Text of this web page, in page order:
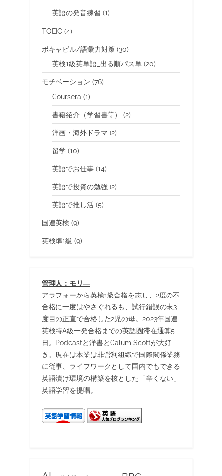
英語の発音練習 (1)
TOEIC (4)
ボキャビル/語彙力対策 (30)
英検1級英単語_出る順パス単 (20)
モチベーション (76)
Coursera (1)
書籍紹介（学習書等） (2)
洋画・海外ドラマ (2)
留学 (10)
英語でお仕事 (14)
英語で投資の勉強 (2)
英語で推し活 (5)
国連英検 (9)
英検準1級 (9)
管理人：モリ―
アラフォーから英検1級合格を志し、2度の不
合格に一度はやさぐれるも、試行錯誤の末3
度目の正直で合格した2児の母。2023年国連
英検特A級一発合格までの英語圏滞在通算5
日。Podcastと洋書とCalum Scottが大好
き。現在は本業は非営利組織で国際関係業務
に従事、ライフワークとして国内でもできる
英語漬け環境の構築を核とした「辛くない」
英語学習を提唱。